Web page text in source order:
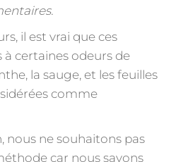
il est vrai que ces
à certaines odeurs de
la sauge, et les feuilles
comme
nous ne souhaitons pas
car nous savons